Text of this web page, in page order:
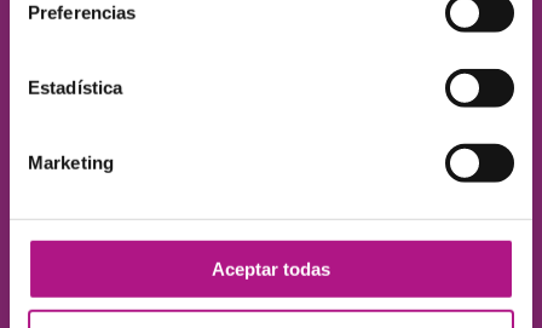
Preferencias
Estadística
Marketing
Aceptar todas
ENVIAR